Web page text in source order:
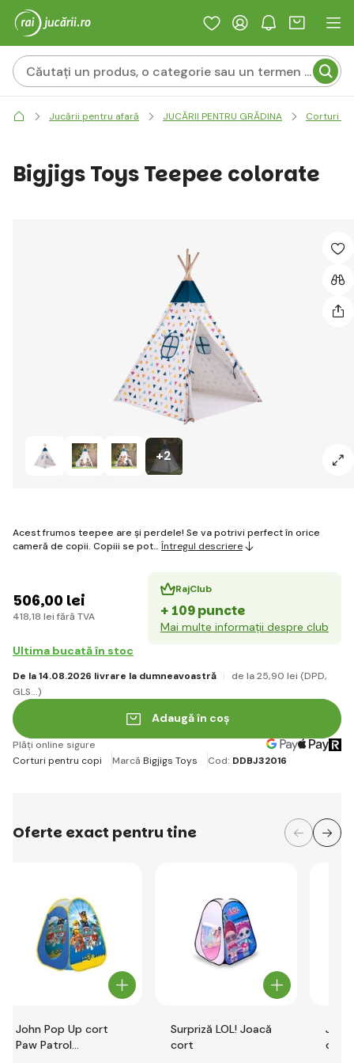
Jucării pentru afară JUCĂRII PENTRU GRĂDINA Corturi
+2
Bigjigs Toys Teepee colorate
Acest frumos teepee are și perdele! Se va potrivi perfect în orice
cameră de copii. Copiii se pot… Întregul descriere
506,00 lei
418,18 lei fără TVA
RajClub
+ 109 puncte
Mai multe informații despre club
Ultima bucată în stoc
De la 14.08.2026 livrare la dumneavoastră de la 25,90 lei (DPD,
GLS...)
Adaugă în coș
Plăți online sigure
Corturi pentru copi
Marcă Bigjigs Toys Cod: DDBJ32016
Oferte exact pentru tine
John Pop Up cort
Paw Patrol
Surpriză LOL! Joacă
cort
John